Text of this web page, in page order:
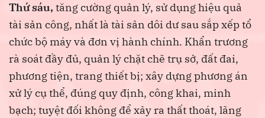
Thứ sáu, tăng cường quản lý, sử dụng hiệu quả
tài sản công, nhất là tài sản dôi dư sau sắp xếp tổ
chức bộ máy và đơn vị hành chính. Khẩn trương
rà soát đầy đủ, quản lý chặt chẽ trụ sở, đất đai,
phương tiện, trang thiết bị; xây dựng phương án
xử lý cụ thể, đúng quy định, công khai, minh
bạch; tuyệt đối không để xảy ra thất thoát, lãng